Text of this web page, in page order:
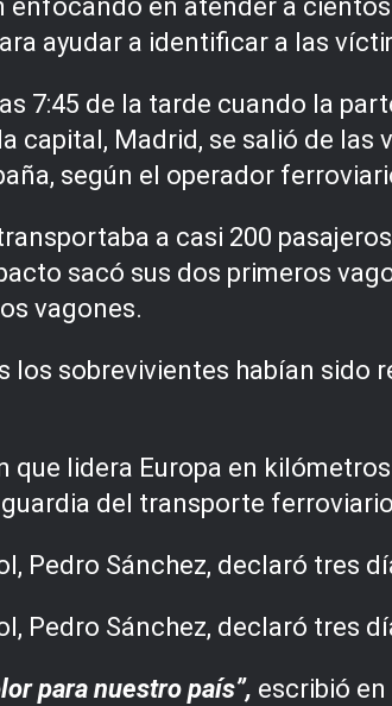
enfocando en atender a
ayudar a identificar a las
7:45 de la tarde cuando la
capital, Madrid, se salió de
según el operador
a casi 200
sacó sus dos primeros
vagones.
los sobrevivientes habían sido
que lidera Europa en
del transporte
Pedro Sánchez, declaró tres
Pedro Sánchez, declaró tres
para nuestro país”, escribió